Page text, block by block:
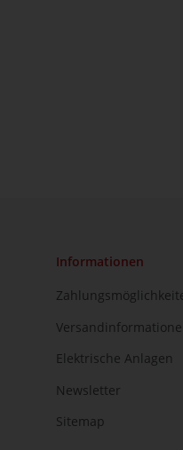
Informationen
Elektrische Anlagen
Newsletter
Sitemap